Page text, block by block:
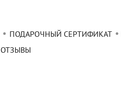
ПОДАРОЧНЫЙ СЕРТИФИКАТ
ОТЗЫВЫ